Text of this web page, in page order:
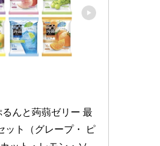
るんと蒟蒻ゼリー 最
ット（グレープ・ ピ